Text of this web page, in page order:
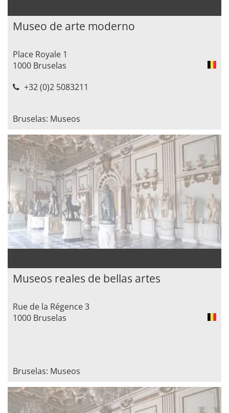
Museo de arte moderno
Place Royale 1
1000 Bruselas
+32 (0)2 5083211
Bruselas: Museos
Museos reales de bellas artes
Rue de la Régence 3
1000 Bruselas
Bruselas: Museos